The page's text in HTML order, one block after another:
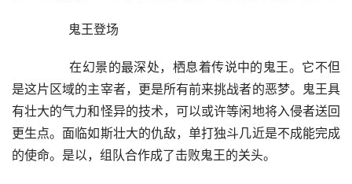
	　　鬼王登场
是这片区域的主宰者，更是所有前来挑战者的恶梦。鬼王具
有壮大的气力和怪异的技术，可以或许等闲地将入侵者送回
更生点。面临如斯壮大的仇敌，单打独斗几近是不成能完成
的使命。是以，组队合作成了击败鬼王的关头。